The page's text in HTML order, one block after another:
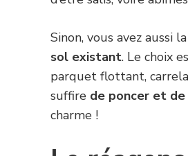
Sinon, vous avez aussi
sol existant. Le choix
parquet flottant,
suffire de poncer et
charme !